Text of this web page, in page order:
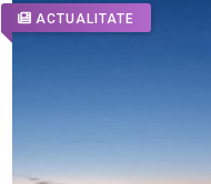
ACTUALITATE